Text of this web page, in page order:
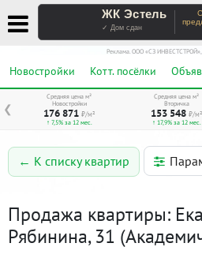
ЖК Эстель
✓ Дом сдан
Реклама. ООО «СЗ ИНВЕСТСТРОЙ»,
Новостройки Котт. посёлки
❮
Средняя цена м²
Новостройки
176 871 ₽/м²
↑ 7,5% за 12 мес.
Средняя цена м²
Вторичка
153 548 ₽/м²
↑ 17,9% за 12 мес.
← К списку квартир
Продажа квартиры:
Рябинина, 31